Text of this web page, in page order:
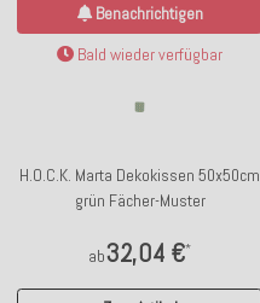
Benachrichtigen
Bald wieder verfügbar
H.O.C.K. Marta Dekokissen 50x50cm
grün Fächer-Muster
ab32,04 €*